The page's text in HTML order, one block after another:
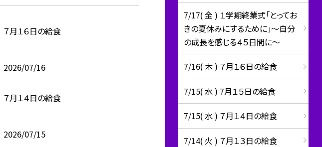
７月１６日の給食
2026/07/16
７月１４日の給食
2026/07/15
7/17( 金 ) １学期終業式「とってお
きの夏休みにするために」～自分
の成長を感じる４５日間に～
7/16( 木 ) ７月１６日の給食
7/15( 水 ) 7月１５日の給食
7/15( 水 ) ７月１４日の給食
7/14( 火 ) ７月１３日の給食